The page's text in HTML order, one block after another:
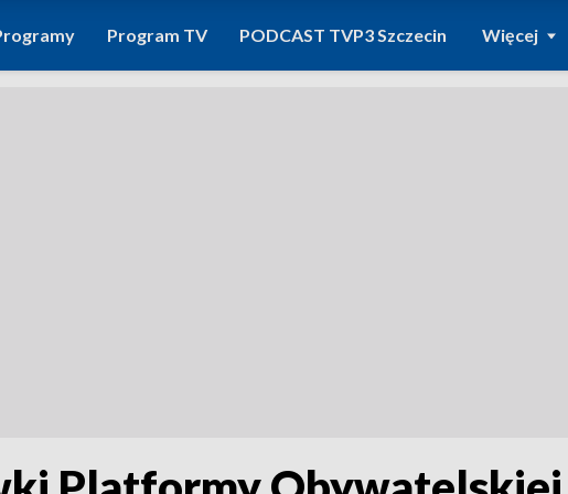
Program TV PODCAST TVP3 Szczecin Więcej